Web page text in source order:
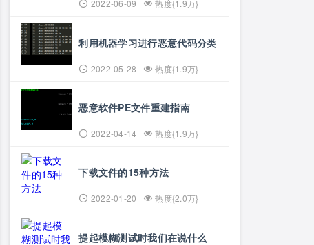
2022-06-09 热度{1.9万}
利用机器学习进行恶意代码分类
2022-05-28 热度{1.9万}
恶意软件PE文件重建指南
2022-04-14 热度{1.9万}
下载文件的15种方法
2022-01-20 热度{2.0万}
提起模糊测试时我们在说什么